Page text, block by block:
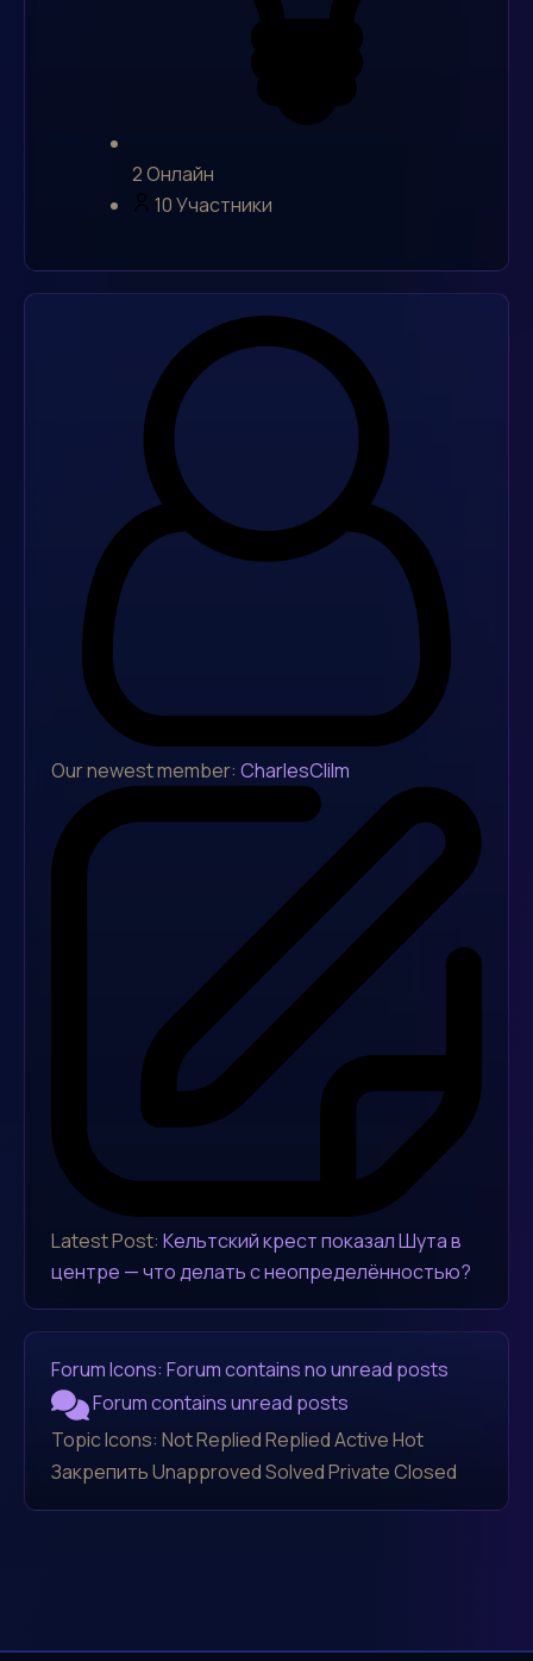
2Онлайн
10Участники
Our newest member: CharlesClilm
Latest Post: Кельтский крест показал Шута в
центре — что делать с неопределённостью?
Forum Icons: Forum contains no unread posts
Forum contains unread posts
Topic Icons: Not RepliedRepliedActiveHot
ЗакрепитьUnapprovedSolvedPrivateClosed